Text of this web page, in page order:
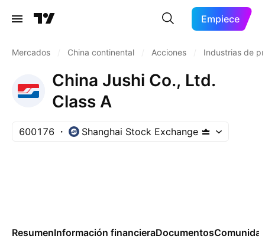
Empiece
Mercados China continental Acciones Industrias de
China Jushi Co., Ltd.
Class A
600176 Shanghai Stock Exchange
ResumenInformación financieraDocumentos